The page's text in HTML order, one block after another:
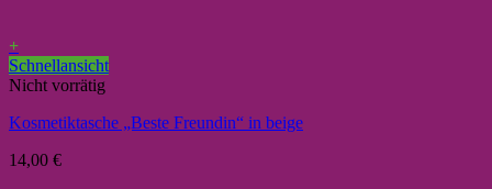
+
Schnellansicht
Nicht vorrätig
Kosmetiktasche „Beste Freundin“ in beige
14,00 €